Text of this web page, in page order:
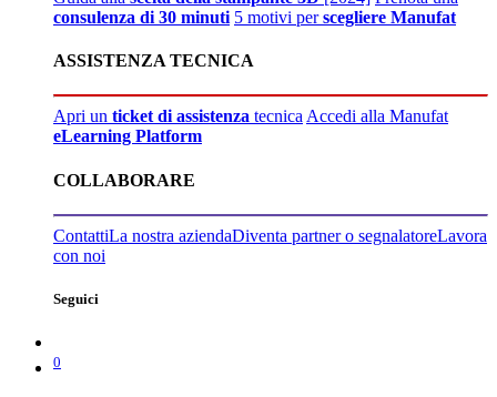
consulenza di 30 minuti 5 motivi perscegliere Manufat
ASSISTENZA TECNICA
Apri un ticket di assistenza tecnicaAccedi alla Manufat
eLearning Platform
COLLABORARE
ContattiLa nostra aziendaDiventa partner o segnalatoreLavora
con noi
Seguici
0